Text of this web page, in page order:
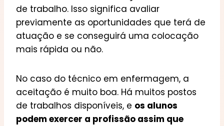
de trabalho. Isso significa avaliar
previamente as oportunidades que terá de
atuação e se conseguirá uma colocação
mais rápida ou não.
No caso do técnico em enfermagem, a
aceitação é muito boa. Há muitos postos
de trabalhos disponíveis, e os alunos
podem exercer a profissão assim que